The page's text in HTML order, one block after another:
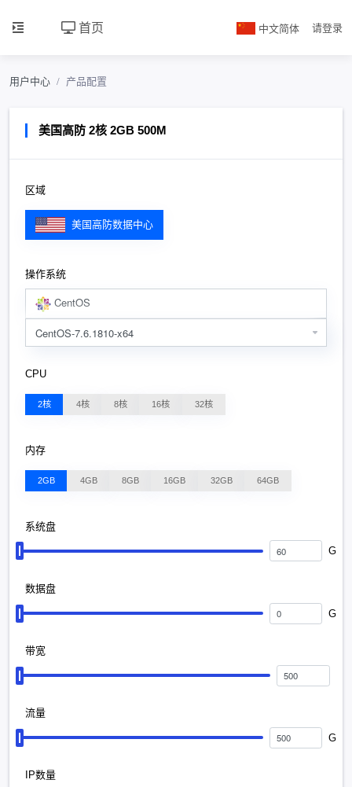
首页 中文简体 请登录
用户中心 产品配置
美国高防 2核 2GB 500M
区域
美国高防数据中心
操作系统
CentOS
CPU
2核 4核 8核 16核 32核
内存
2GB 4GB 8GB 16GB 32GB 64GB
系统盘
G
数据盘
G
带宽
流量
G
IP数量